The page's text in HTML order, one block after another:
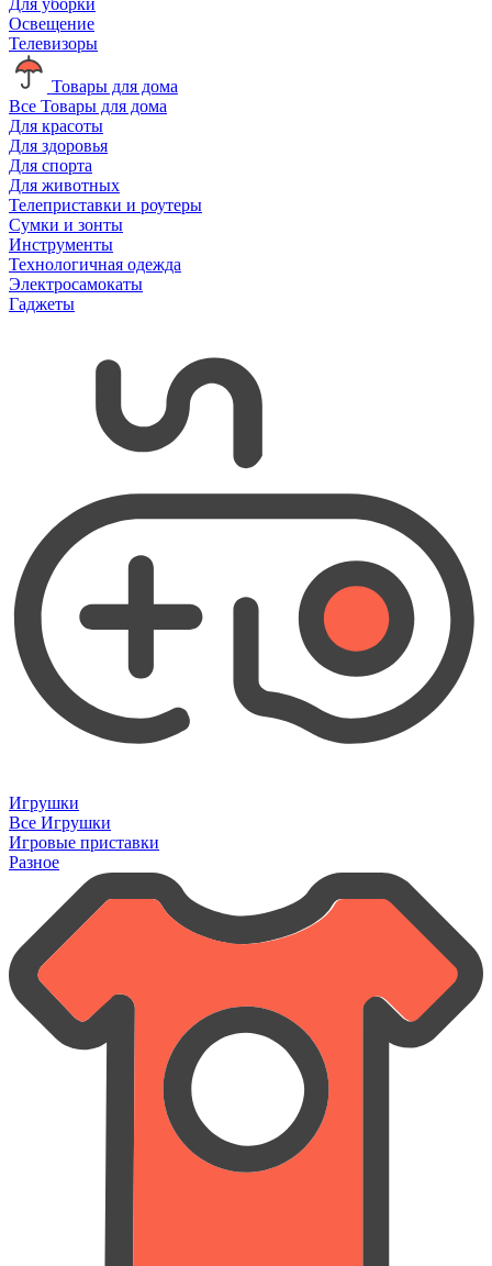
Освещение
Телевизоры
Товары для дома
Все Товары для дома
Для красоты
Для здоровья
Для спорта
Для животных
Телеприставки и роутеры
Сумки и зонты
Инструменты
Технологичная одежда
Электросамокаты
Гаджеты
Игрушки
Все Игрушки
Игровые приставки
Разное